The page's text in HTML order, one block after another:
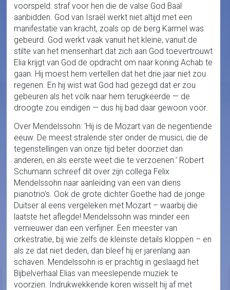
voorspeld: straf voor hen die de valse God Baäl
aanbidden. God van Israël werkt niet altijd met een
manifestatie van kracht, zoals op de berg Karmel was
gebeurd. God werkt vaak vanuit het kleine, vanuit de
stilte van het mensenhart dat zich aan God toevertrouwt
Elia krijgt van God de opdracht om naar koning Achab te
gaan. Hij moest hem vertellen dat het drie jaar niet zou
regenen. En hij wist wat God had gezegd dat er zou
gebeuren als het volk naar hem terugkeerde — de
droogte zou eindigen — dus hij bad daar gewoon voor.
Over Mendelssohn: ‘Hij is de Mozart van de negentiende
eeuw. De meest stralende ster onder de musici, die de
tegenstellingen van onze tijd beter doorziet dan
anderen, en als eerste weet die te verzoenen.’ Robert
Schumann schreef dit over zijn collega Felix
Mendelssohn naar aanleiding van een van diens
pianotrio’s. Ook de grote dichter Goethe had de jonge
Duitser al eens vergeleken met Mozart – waarbij die
laatste het aflegde! Mendelssohn was minder een
vernieuwer dan een verfijner. Een meester van
orkestratie, bij wie zelfs de kleinste details kloppen – en
als ze dat niet deden, dan bleef hij er jarenlang aan
schaven. Mendelssohn is er prachtig in geslaagd het
Bijbelverhaal Elias van meeslepende muziek te
voorzien. Indrukwekkende koren wisselt hij af met